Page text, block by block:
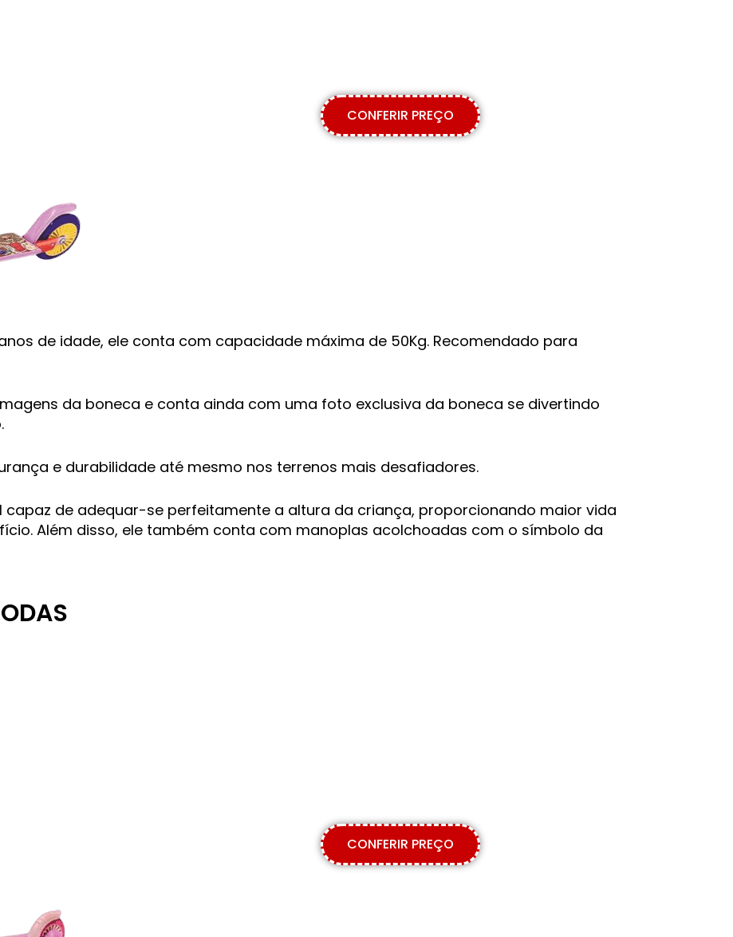
CONFERIR PREÇO
de idade, ele conta com capacidade máxima de 50Kg. Recomendado para
da boneca e conta ainda com uma foto exclusiva da boneca se divertindo
e durabilidade até mesmo nos terrenos mais desafiadores.
de adequar-se perfeitamente a altura da criança, proporcionando maior vida
Além disso, ele também conta com manoplas acolchoadas com o símbolo da
CONFERIR PREÇO